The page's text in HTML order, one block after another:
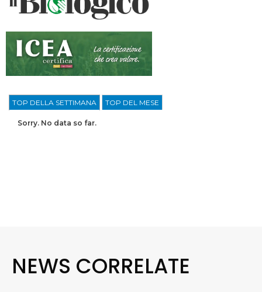
TOP DELLA SETTIMANA TOP DEL MESE
Sorry. No data so far.
NEWS CORRELATE